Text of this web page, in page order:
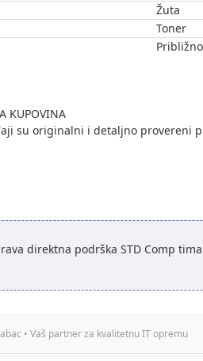
Žuta
Toner
KUPOVINA
su originalni i detaljno provereni
direktna podrška STD Comp
• Vaš partner za kvalitetnu IT opremu